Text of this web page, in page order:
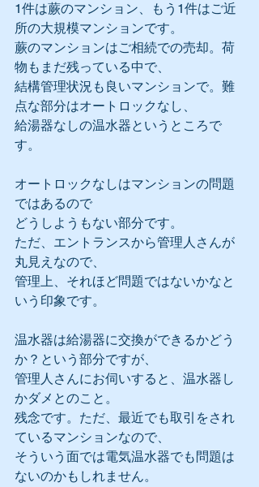
1件は蕨のマンション、もう1件はご近
所の大規模マンションです。
蕨のマンションはご相続での売却。荷
物もまだ残っている中で、
結構管理状況も良いマンションで。難
点な部分はオートロックなし、
給湯器なしの温水器というところで
す。
オートロックなしはマンションの問題
ではあるので
どうしようもない部分です。
ただ、エントランスから管理人さんが
丸見えなので、
管理上、それほど問題ではないかなと
いう印象です。
温水器は給湯器に交換ができるかどう
か？という部分ですが、
管理人さんにお伺いすると、温水器し
かダメとのこと。
残念です。ただ、最近でも取引をされ
ているマンションなので、
そういう面では電気温水器でも問題は
ないのかもしれません。